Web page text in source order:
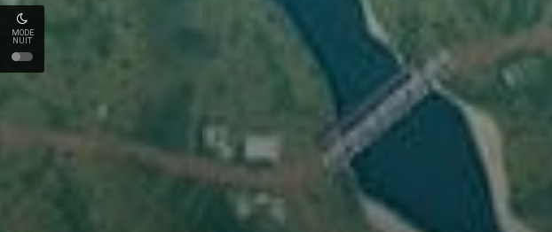
MODE
NUIT